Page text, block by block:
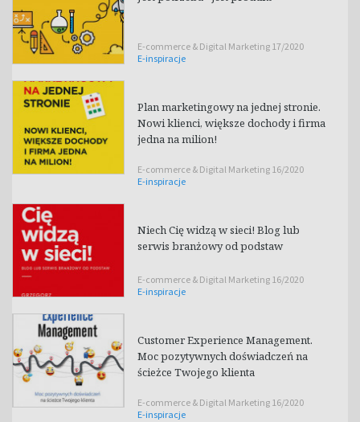
E-commerce & Digital Marketing 17/2020
E-inspiracje
Plan marketingowy na jednej stronie.
Nowi klienci, większe dochody i firma
jedna na milion!
E-commerce & Digital Marketing 16/2020
E-inspiracje
Niech Cię widzą w sieci! Blog lub
serwis branżowy od podstaw
E-commerce & Digital Marketing 16/2020
E-inspiracje
Customer Experience Management.
Moc pozytywnych doświadczeń na
ścieżce Twojego klienta
E-commerce & Digital Marketing 16/2020
E-inspiracje